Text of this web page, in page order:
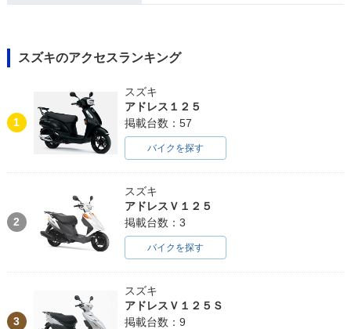
スズキのアクセスランキング
1
スズキ
アドレス１２５
掲載台数：57
バイクを探す
2
スズキ
アドレスＶ１２５
掲載台数：3
バイクを探す
3
スズキ
アドレスＶ１２５Ｓ
掲載台数：9